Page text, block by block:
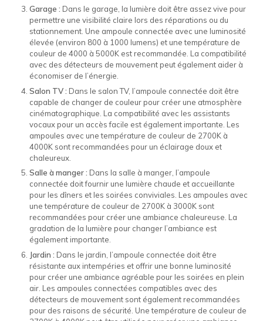
Garage : Dans le garage, la lumière doit être assez vive pour
permettre une visibilité claire lors des réparations ou du
stationnement. Une ampoule connectée avec une luminosité
élevée (environ 800 à 1000 lumens) et une température de
couleur de 4000 à 5000K est recommandée. La compatibilité
avec des détecteurs de mouvement peut également aider à
économiser de l’énergie.
Salon TV : Dans le salon TV, l’ampoule connectée doit être
capable de changer de couleur pour créer une atmosphère
cinématographique. La compatibilité avec les assistants
vocaux pour un accès facile est également importante. Les
ampoules avec une température de couleur de 2700K à
4000K sont recommandées pour un éclairage doux et
chaleureux.
Salle à manger : Dans la salle à manger, l’ampoule
connectée doit fournir une lumière chaude et accueillante
pour les dîners et les soirées conviviales. Les ampoules avec
une température de couleur de 2700K à 3000K sont
recommandées pour créer une ambiance chaleureuse. La
gradation de la lumière pour changer l’ambiance est
également importante.
Jardin : Dans le jardin, l’ampoule connectée doit être
résistante aux intempéries et offrir une bonne luminosité
pour créer une ambiance agréable pour les soirées en plein
air. Les ampoules connectées compatibles avec des
détecteurs de mouvement sont également recommandées
pour des raisons de sécurité. Une température de couleur de